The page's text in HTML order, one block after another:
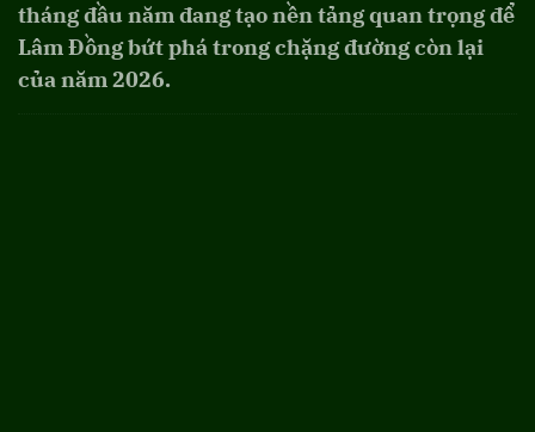
tháng đầu năm đang tạo nền tảng quan trọng để
Lâm Đồng bứt phá trong chặng đường còn lại
của năm 2026.